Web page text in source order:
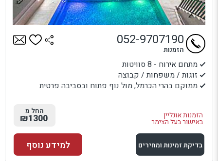
מתחם אירוח - 8 סוויטות
זוגות / משפחות / קבוצה
ממוקם בהרי הכרמל, מול נוף פתוח ובסביבה פרטית
הזמנות אונליין
באישור בעל הצימר
052-9707190
הזמנות
החל מ
₪1300
בדיקת זמינות ומחירים למידע נוסף